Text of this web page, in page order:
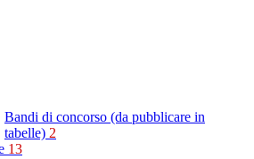
Bandi di concorso (da pubblicare in
tabelle) 2
13